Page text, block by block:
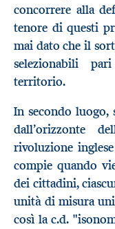
concorrere alla
tenore di questi
mai dato che il
selezionabili
territorio.
In secondo luogo,
dall’orizzonte
rivoluzione
compie quando
dei cittadini,
unità di misura
così la c.d.